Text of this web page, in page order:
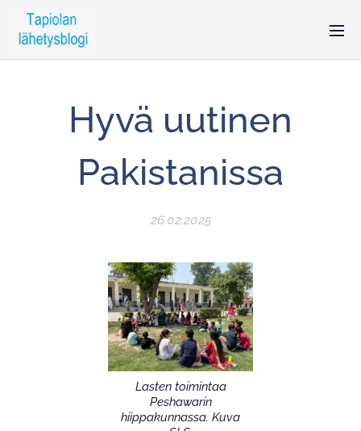
Hyvä uutinen
Pakistanissa
26.02.2025
Lasten toimintaa
Peshawarin
hiippakunnassa. Kuva